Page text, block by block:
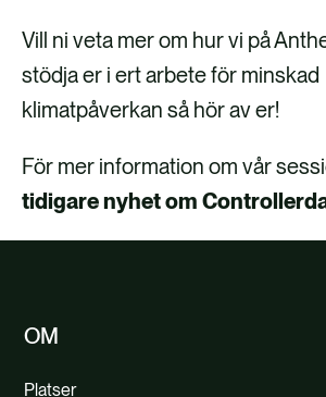
Vill ni veta mer om hur vi på
stödja er i ert arbete för minskad
klimatpåverkan så hör av er!
För mer information om vår
tidigare nyhet om
OM
Platser